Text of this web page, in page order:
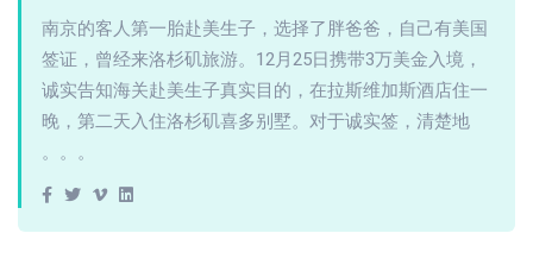
南京的客人第一胎赴美生子，选择了胖爸爸，自己有美国
签证，曾经来洛杉矶旅游。12月25日携带3万美金入境，
诚实告知海关赴美生子真实目的，在拉斯维加斯酒店住一
晚，第二天入住洛杉矶喜多别墅。对于诚实签，清楚地
。。。